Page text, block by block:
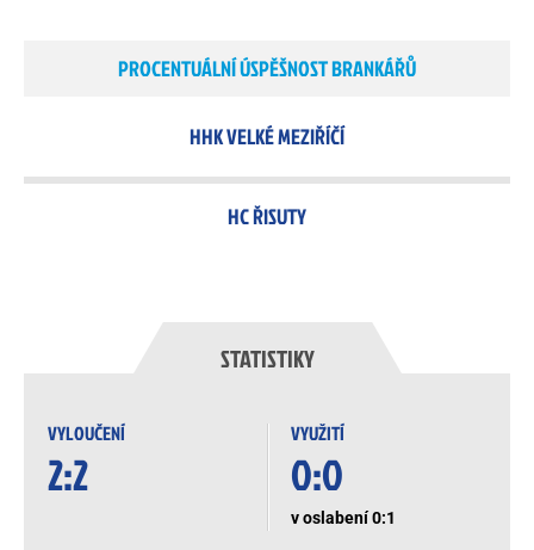
PROCENTUÁLNÍ ÚSPĚŠNOST BRANKÁŘŮ
HHK VELKÉ MEZIŘÍČÍ
HC ŘISUTY
STATISTIKY
VYLOUČENÍ
2:2
VYUŽITÍ
0:0
v oslabení 0:1